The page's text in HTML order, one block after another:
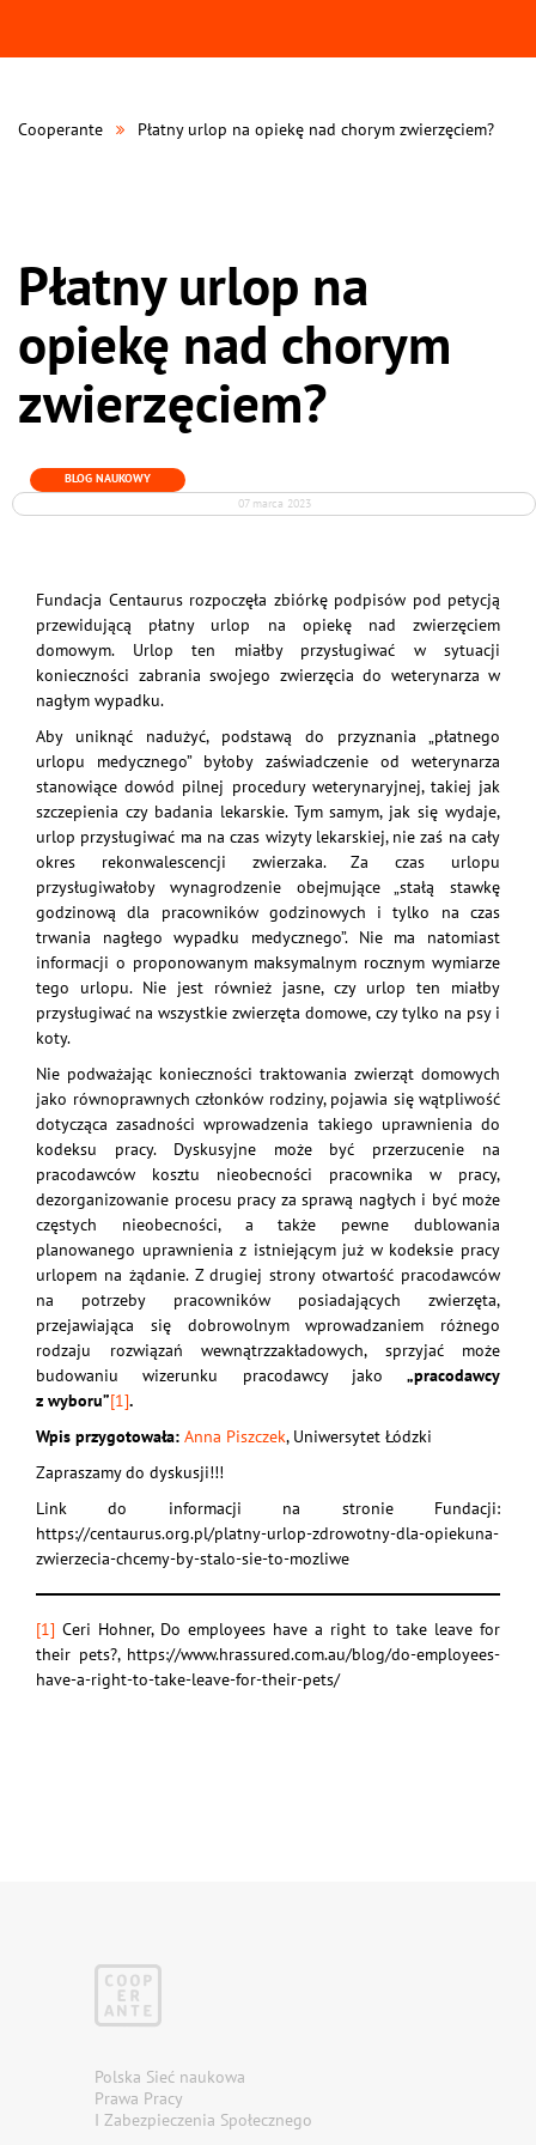
Cooperante Płatny urlop na opiekę nad chorym zwierzęciem?
Płatny urlop na
opiekę nad chorym
zwierzęciem?
BLOG NAUKOWY
07 marca 2023
Fundacja Centaurus rozpoczęła zbiórkę podpisów pod petycją
przewidującą płatny urlop na opiekę nad zwierzęciem
domowym. Urlop ten miałby przysługiwać w sytuacji
konieczności zabrania swojego zwierzęcia do weterynarza w
nagłym wypadku.
Aby uniknąć nadużyć, podstawą do przyznania „płatnego
urlopu medycznego” byłoby zaświadczenie od weterynarza
stanowiące dowód pilnej procedury weterynaryjnej, takiej jak
szczepienia czy badania lekarskie. Tym samym, jak się wydaje,
urlop przysługiwać ma na czas wizyty lekarskiej, nie zaś na cały
okres rekonwalescencji zwierzaka. Za czas urlopu
przysługiwałoby wynagrodzenie obejmujące „stałą stawkę
godzinową dla pracowników godzinowych i tylko na czas
trwania nagłego wypadku medycznego”. Nie ma natomiast
informacji o proponowanym maksymalnym rocznym wymiarze
tego urlopu. Nie jest również jasne, czy urlop ten miałby
przysługiwać na wszystkie zwierzęta domowe, czy tylko na psy i
koty.
Nie podważając konieczności traktowania zwierząt domowych
jako równoprawnych członków rodziny, pojawia się wątpliwość
dotycząca zasadności wprowadzenia takiego uprawnienia do
kodeksu pracy. Dyskusyjne może być przerzucenie na
pracodawców kosztu nieobecności pracownika w pracy,
dezorganizowanie procesu pracy za sprawą nagłych i być może
częstych nieobecności, a także pewne dublowania
planowanego uprawnienia z istniejącym już w kodeksie pracy
urlopem na żądanie. Z drugiej strony otwartość pracodawców
na potrzeby pracowników posiadających zwierzęta,
przejawiająca się dobrowolnym wprowadzaniem różnego
rodzaju rozwiązań wewnątrzzakładowych, sprzyjać może
budowaniu wizerunku pracodawcy jako „pracodawcy
z wyboru”[1].
Wpis przygotowała: Anna Piszczek, Uniwersytet Łódzki
Zapraszamy do dyskusji!!!
Link do informacji na stronie Fundacji:
https://centaurus.org.pl/platny-urlop-zdrowotny-dla-opiekuna-
zwierzecia-chcemy-by-stalo-sie-to-mozliwe
[1] Ceri Hohner, Do employees have a right to take leave for
their pets?, https://www.hrassured.com.au/blog/do-employees-
have-a-right-to-take-leave-for-their-pets/
Polska Sieć naukowa
Prawa Pracy
I Zabezpieczenia Społecznego